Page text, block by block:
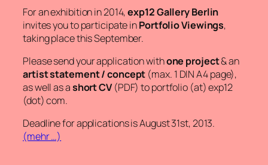
For an exhibition in 2014,exp12 Gallery Berlin
invites you to participate inPortfolio Viewings,
taking place this September.
Please send your application withone project& an
artist statement / concept (max. 1 DIN A4 page),
as well as ashort CV(PDF) toportfolio (at) exp12
(dot) com.
Deadline for applications is August 31st, 2013.
(mehr …)